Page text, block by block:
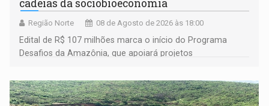
cadeias da sociobioeconomia
Região Norte 08 de Agosto de 2026 às 18:00
Edital de R$ 107 milhões marca o início do Programa
Desafios da Amazônia, que apoiará projetos
submissão de pré-propostas poderá ser feita até 1º de
setembro